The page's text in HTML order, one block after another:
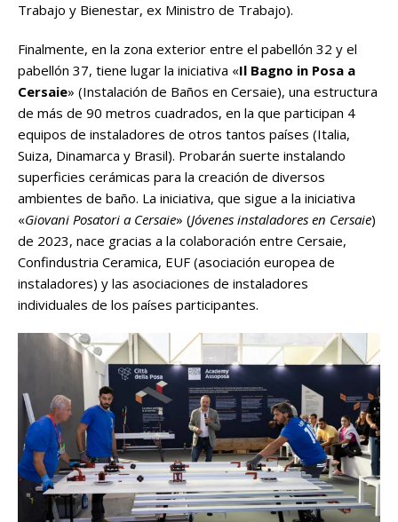
Trabajo y Bienestar, ex Ministro de Trabajo).
Finalmente, en la zona exterior entre el pabellón 32 y el
pabellón 37, tiene lugar la iniciativa «Il Bagno in Posa a
Cersaie» (Instalación de Baños en Cersaie), una estructura
de más de 90 metros cuadrados, en la que participan 4
equipos de instaladores de otros tantos países (Italia,
Suiza, Dinamarca y Brasil). Probarán suerte instalando
superficies cerámicas para la creación de diversos
ambientes de baño. La iniciativa, que sigue a la iniciativa
«Giovani Posatori a Cersaie» (Jóvenes instaladores en Cersaie)
de 2023, nace gracias a la colaboración entre Cersaie,
Confindustria Ceramica, EUF (asociación europea de
instaladores) y las asociaciones de instaladores
individuales de los países participantes.